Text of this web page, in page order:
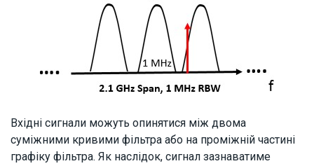
Вхідні сигнали можуть опинятися між двома
суміжними кривими фільтра або на проміжній частині
графіку фільтра. Як наслідок, сигнал зазнаватиме